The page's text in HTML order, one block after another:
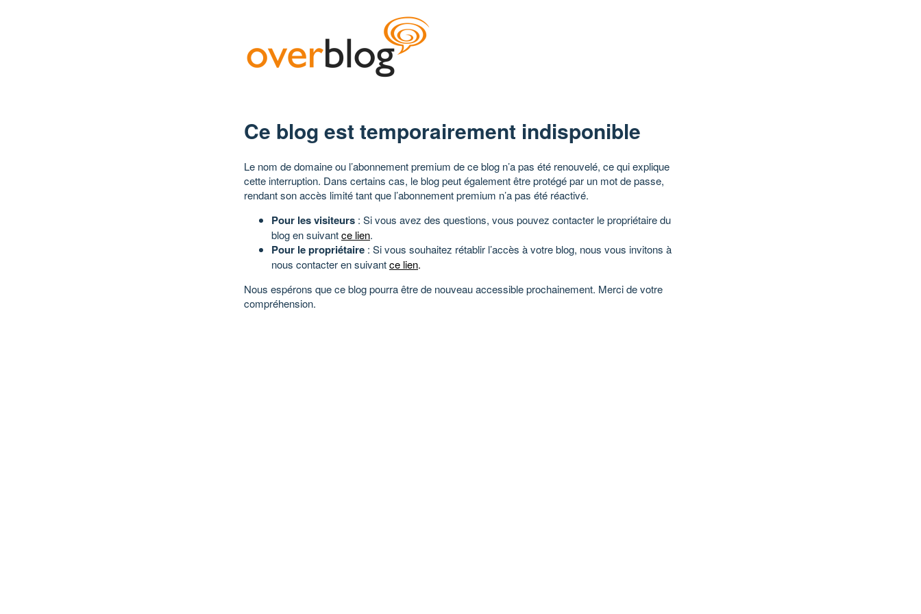
Ce blog est temporairement indisponible
Le nom de domaine ou l’abonnement premium de ce blog n’a pas été renouvelé, ce qui explique
cette interruption. Dans certains cas, le blog peut également être protégé par un mot de passe,
rendant son accès limité tant que l’abonnement premium n’a pas été réactivé.
Pour les visiteurs : Si vous avez des questions, vous pouvez contacter le propriétaire du
blog en suivantce lien.
Pour le propriétaire : Si vous souhaitez rétablir l’accès à votre blog, nous vous invitons à
nous contacter en suivantce lien.
Nous espérons que ce blog pourra être de nouveau accessible prochainement. Merci de votre
compréhension.